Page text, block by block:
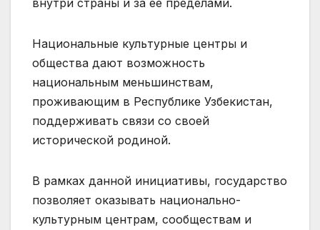
Национальные культурные центры и
общества дают возможность
национальным меньшинствам,
проживающим в Республике Узбекистан,
поддерживать связи со своей
исторической родиной.
В рамках данной инициативы, государство
позволяет оказывать национально-
культурным центрам, сообществам и